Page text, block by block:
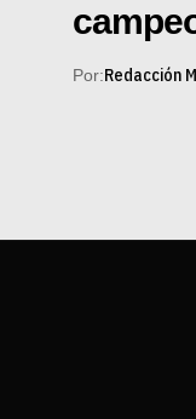
Por:Redacción